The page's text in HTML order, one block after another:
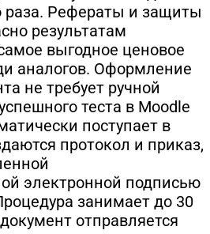
раза. Рефераты и защиты
результатам
выгодное ценовое
аналогов. Оформление
не требует ручной
теста в Moodle
поступает в
протокол и приказ,
электронной подписью
занимает до 30
отправляется